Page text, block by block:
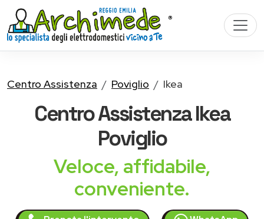
Centro Assistenza Poviglio Ikea
Centro AssistenzaIkea
Poviglio
Veloce, affidabile,
conveniente.